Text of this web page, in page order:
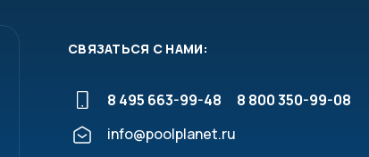
СВЯЗАТЬСЯ С НАМИ:
8 495 663-99-48
8 800 350-99-08
info@poolplanet.ru